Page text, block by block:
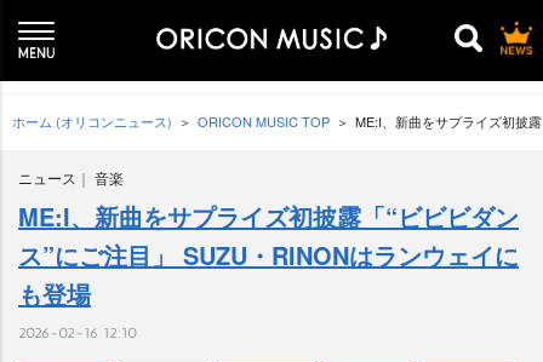
ホーム (オリコンニュース) ORICON MUSIC TOP ME:I、新曲をサプライズ初披
ニュース 音楽
ME:I、新曲をサプライズ初披露「“ビビビダン
ス”にご注目」 SUZU・RINONはランウェイに
も登場
2026-02-16 12:10